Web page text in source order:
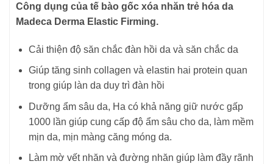
Công dụng của tế bào gốc xóa nhăn trẻ hóa da
Madeca Derma Elastic Firming.
Cải thiện độ săn chắc đàn hồi da và săn chắc da
Giúp tăng sinh collagen và elastin hai protein quan
trong giúp làn da duy trì đàn hồi
Dưỡng ẩm sâu da, Ha có khả năng giữ nước gấp
1000 lần giúp cung cấp độ ẩm sâu cho da, làm mềm
mịn da, mịn màng căng móng da.
Làm mờ vết nhăn và đường nhăn giúp làm đầy rãnh